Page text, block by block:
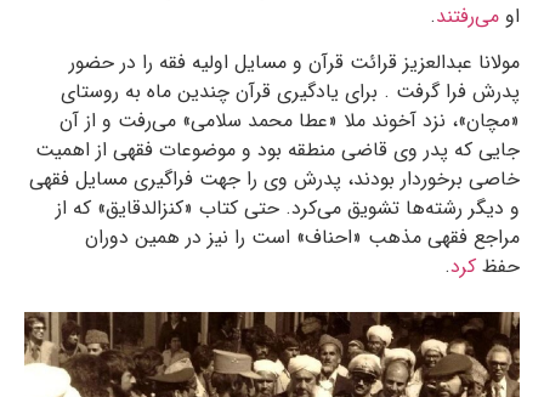
او می‌رفتند.
مولانا عبدالعزیز قرائت قرآن و مسایل اولیه فقه را در حضور
پدرش فرا گرفت . برای یادگیری قرآن چندین ماه به روستای
«مچان»، نزد آخوند ملا «عطا محمد سلامی» می‌رفت و از آن
جایی که پدر وی قاضی منطقه بود و موضوعات فقهی از اهمیت
خاصی برخوردار بودند، پدرش وی را جهت فراگیری مسایل فقهی
و دیگر رشته‌ها تشویق می‌کرد. حتی کتاب «کنزالدقایق» که از
مراجع فقهی مذهب «احناف» است را نیز در همین دوران
حفظ کرد.